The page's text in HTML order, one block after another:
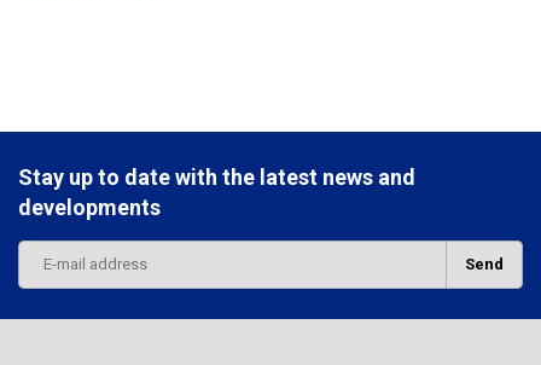
Stay up to date with the latest news and
developments
Send